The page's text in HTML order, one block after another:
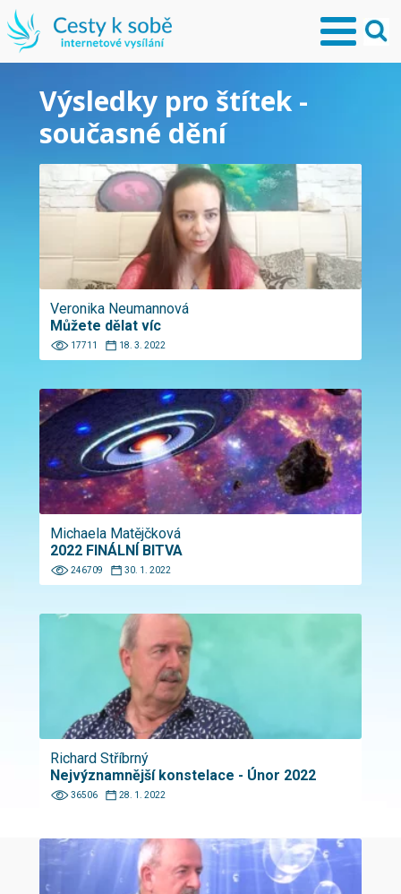
Výsledky pro štítek -
současné dění
Veronika Neumannová
Můžete dělat víc
17711 18. 3. 2022
Michaela Matějčková
2022 FINÁLNÍ BITVA
246709 30. 1. 2022
Richard Stříbrný
Nejvýznamnější konstelace - Únor 2022
36506 28. 1. 2022